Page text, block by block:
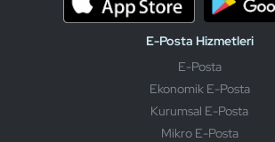
E-Posta Hizmetleri
E-Posta
Ekonomik E-Posta
Kurumsal E-Posta
Mikro E-Posta